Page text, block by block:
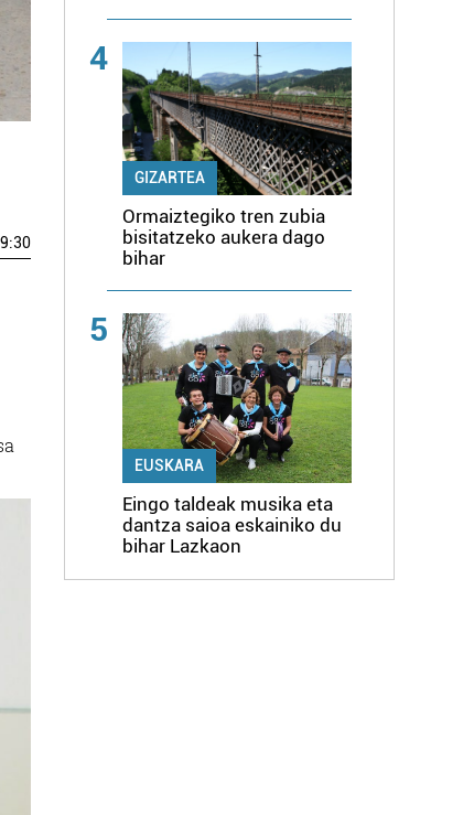
4
GIZARTEA
Ormaiztegiko tren zubia
bisitatzeko aukera dago
bihar
5
EUSKARA
Eingo taldeak musika eta
dantza saioa eskainiko du
bihar Lazkaon